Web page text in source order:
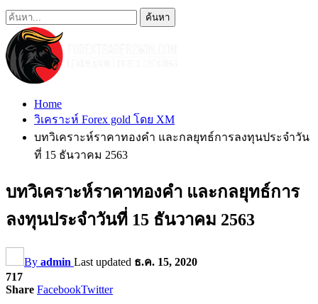
Home
วิเคราะห์ Forex gold โดย XM
บทวิเคราะห์ราคาทองคำ และกลยุทธ์การลงทุนประจำวัน
ที่ 15 ธันวาคม 2563
บทวิเคราะห์ราคาทองคำ และกลยุทธ์การ
ลงทุนประจำวันที่ 15 ธันวาคม 2563
By admin Last updated ธ.ค. 15, 2020
717
Share FacebookTwitter